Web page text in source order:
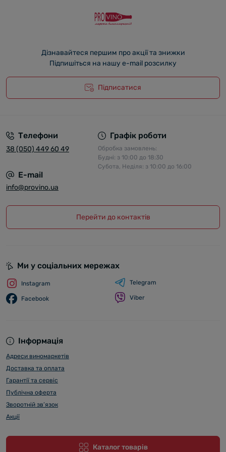
Дізнавайтеся першим про акції та знижки
Підпишіться на нашу e-mail розсилку
Підписатися
Телефони
38 (050) 449 60 49
Графік роботи
Обробка замовлень:
Будні: з 10:00 до 18:30
Субота, Неділя: з 10:00 до 16:00
E-mail
info@provino.ua
Перейти до контактів
Інформація
Адреси виномаркетів
Доставка та оплата
Гарантії та сервіс
Публічна оферта
Зворотній зв’язок
Акції
Каталог товарів
Ми у соціальних мережах
Instagram
Facebook
Telegram
Viber